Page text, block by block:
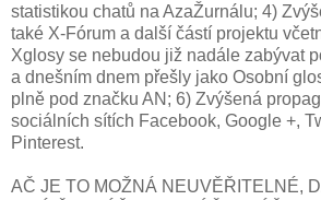
statistikou chatů na AzaŽurnálu; 4)
také X-Fórum a další částí projektu
Xglosy se nebudou již nadále zabývat
a dnešním dnem přešly jako Osobní
plně pod značku AN; 6) Zvýšená
sociálních sítích Facebook, Google +,
Pinterest.
AČ JE TO MOŽNÁ NEUVĚŘITELNÉ,